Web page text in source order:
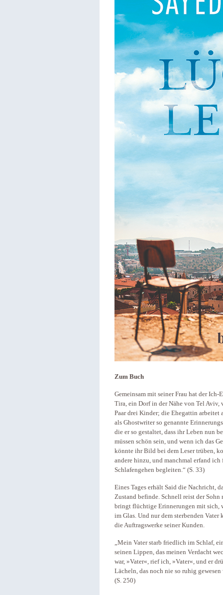
Zum Buch
Gemeinsam mit seiner Frau hat der Ich-
Tira, ein Dorf in der Nähe von Tel Aviv,
Paar drei Kinder; die Ehegattin arbeitet
als Ghostwriter so genannte
die er so gestaltet, dass ihr Leben nun
müssen schön sein, und wenn ich das
könnte ihr Bild bei dem Leser trüben,
andere hinzu, und manchmal erfand
Schlafengehen begleiten.“ (S. 33)
Eines Tages erhält Said die Nachricht,
Zustand befinde. Schnell reist der
bringt flüchtige Erinnerungen mit sich,
im Glas. Und nur dem sterbenden
die Auftragswerke seiner Kunden.
„Mein Vater starb friedlich im Schlaf,
seinen Lippen, das meinen Verdacht
war, »Vater«, rief ich, »Vater«, und er
Lächeln, das noch nie so ruhig
(S. 250)